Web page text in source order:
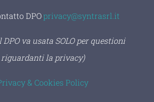
DPO:privacy@syntrasrl.it
va usata SOLO per questioni
riguardanti la privacy)
& Cookies Policy